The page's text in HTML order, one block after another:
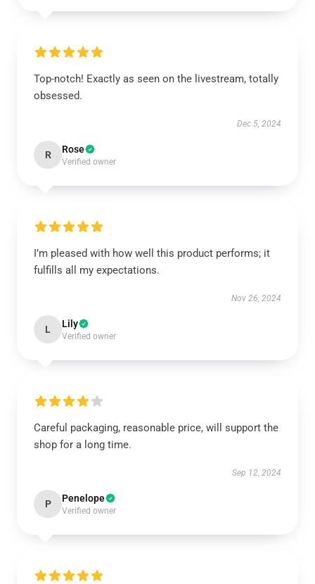
Top-notch! Exactly as seen on the livestream, totally
obsessed.
Dec 5, 2024
R Rose
Verified owner
I’m pleased with how well this product performs; it
fulfills all my expectations.
Nov 26, 2024
L Lily
Verified owner
Careful packaging, reasonable price, will support the
shop for a long time.
Sep 12, 2024
P Penelope
Verified owner